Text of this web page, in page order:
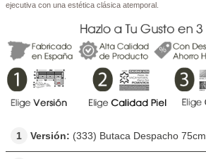
ejecutiva con una estética clásica atemporal.
1 Versión: (333) Butaca Despacho